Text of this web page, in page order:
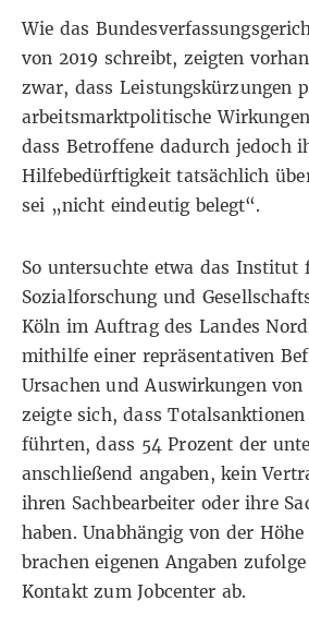
Wie das
von 2019 schreibt, zeigten
zwar, dass Leistungskürzungen
arbeitsmarktpolitische
dass Betroffene dadurch jedoch
Hilfebedürftigkeit tatsächlich
sei „nicht eindeutig belegt“.
So untersuchte etwa das Institut
Sozialforschung und
Köln im Auftrag des Landes
mithilfe einer repräsentativen
Ursachen und Auswirkungen von
zeigte sich, dass
führten, dass 54 Prozent der
anschließend angaben, kein
ihren Sachbearbeiter oder ihre
haben. Unabhängig von der
brachen eigenen Angaben
Kontakt zum Jobcenter ab.